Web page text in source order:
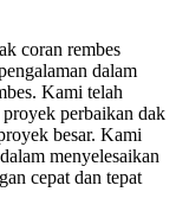
coran rembes
dalam
Kami telah
perbaikan dak
besar. Kami
menyelesaikan
cepat dan tepat